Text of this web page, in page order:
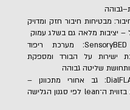
מבטיחות חיבור חזק ומדויק
– יציבות מלאה גם בשלג עמוק
SensoryBED Cushioning: מערכת ריפוד
ישירות על הבורד ומספקת
ותחושת שליטה גבוהה
DialFLAD™ Hi-Back: גב אחורי מתכוונן –
שליטה מדויקת בזווית ה־lean לפי סגנון הגלישה